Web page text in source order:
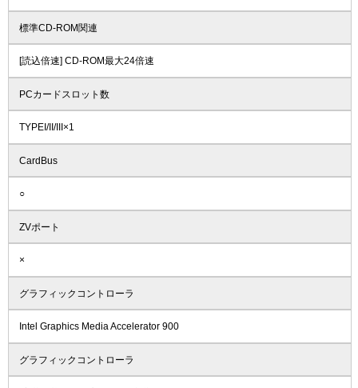
標準CD-ROM関連
[読込倍速] CD-ROM最大24倍速
PCカードスロット数
TYPEI/II/III×1
CardBus
○
ZVポート
×
グラフィックコントローラ
Intel Graphics Media Accelerator 900
グラフィックコントローラ